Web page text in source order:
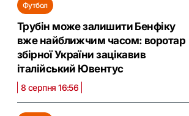
Футбол
Трубін може залишити Бенфіку
вже найближчим часом: воротар
збірної України зацікавив
італійський Ювентус
8 серпня 16:56